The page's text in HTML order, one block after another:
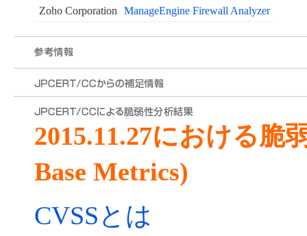
Zoho Corporation
ManageEngine Firewall Analyzer
2015.11.27における脆
Base Metrics)
CVSSとは